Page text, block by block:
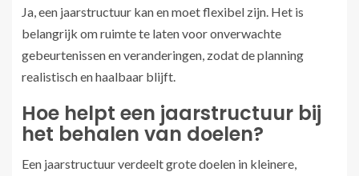
Ja, een jaarstructuur kan en moet flexibel zijn. Het is
belangrijk om ruimte te laten voor onverwachte
gebeurtenissen en veranderingen, zodat de planning
realistisch en haalbaar blijft.
Hoe helpt een jaarstructuur bij
het behalen van doelen?
Een jaarstructuur verdeelt grote doelen in kleinere,